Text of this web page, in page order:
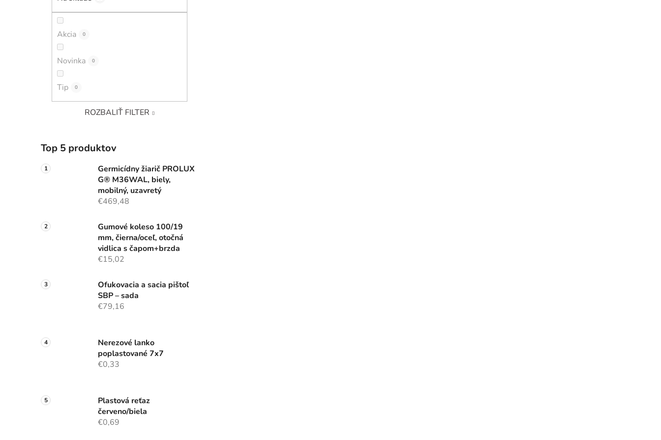
Akcia 0
Novinka 0
Tip 0
ROZBALIŤ FILTER
Top 5 produktov
Germicídny žiarič PROLUX
G® M36WAL, biely,
mobilný, uzavretý
€469,48
Gumové koleso 100/19
mm, čierna/oceľ, otočná
vidlica s čapom+brzda
€15,02
Ofukovacia a sacia pištoľ
SBP – sada
€79,16
Nerezové lanko
poplastované 7x7
€0,33
Plastová reťaz
červeno/biela
€0,69